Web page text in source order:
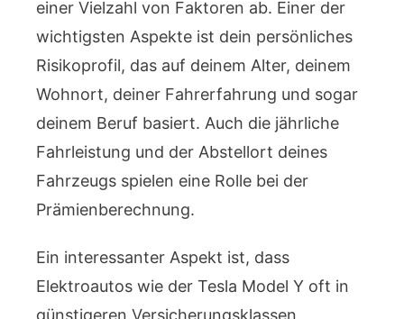
einer Vielzahl von Faktoren ab. Einer der
wichtigsten Aspekte ist dein persönliches
Risikoprofil, das auf deinem Alter, deinem
Wohnort, deiner Fahrerfahrung und sogar
deinem Beruf basiert. Auch die jährliche
Fahrleistung und der Abstellort deines
Fahrzeugs spielen eine Rolle bei der
Prämienberechnung.
Ein interessanter Aspekt ist, dass
Elektroautos wie der Tesla Model Y oft in
günstigeren Versicherungsklassen